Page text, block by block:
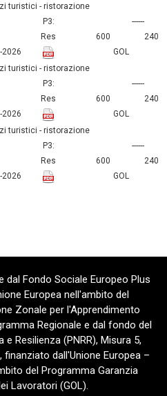
turistici - ristorazione
P3:
Res
------
600
240
2026
GOL
turistici - ristorazione
P3:
Res
------
600
240
2026
GOL
turistici - ristorazione
P3:
Res
------
600
240
2026 GOL
Fondo Sociale Europeo Plus
Europea nell'ambito del
Zonale per l'Apprendimento
Regionale e dal fondo del
e Resilienza (PNRR), Misura 5,
dall'Unione Europea –
del Programma Garanzia
Lavoratori (GOL).